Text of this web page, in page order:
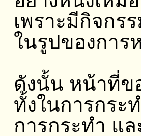
เพราะมีกิจกร
ในรูปของการ
ดังนั้น หน้าที่ข
ทั้งในการกระ
การกระทำ แ